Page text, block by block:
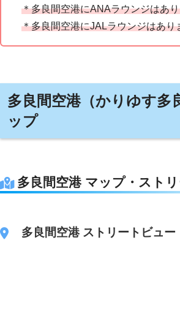
＊多良間空港にANAラウンジはあ
＊多良間空港にJALラウンジはあり
多良間空港（かりゆす多
ップ
多良間空港 マップ・スト
多良間空港 ストリートビュー